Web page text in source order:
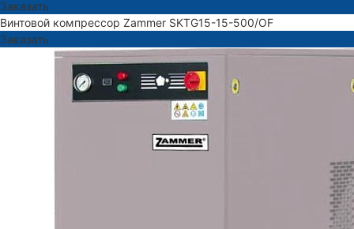
Заказать
Винтовой компрессор Zammer SKTG15-15-500/OF
Заказать